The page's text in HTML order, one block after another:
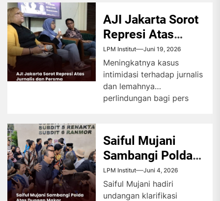
AJI Jakarta Sorot
Represi Atas
Jurnalis dan
Persma
LPM Institut Juni 19, 2026
Meningkatnya kasus
intimidasi terhadap jurnalis
dan lemahnya
perlindungan bagi pers
untuk menggelar diskusi
guna merefleksikan...
Saiful Mujani
Sambangi Polda
Atas Dugaan
Makar
LPM Institut Juni 4, 2026
Saiful Mujani hadiri
undangan klarifikasi